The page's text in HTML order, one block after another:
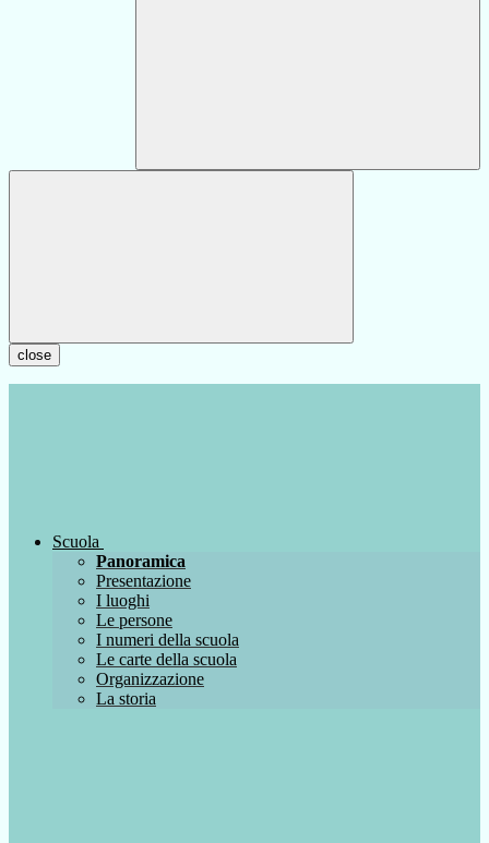
close
Scuola
Panoramica
Presentazione
I luoghi
Le persone
I numeri della scuola
Le carte della scuola
Organizzazione
La storia